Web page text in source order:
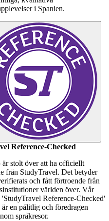
i Spanien.
Reference-Checked
stolt över att ha officiellt
från StudyTravel. Det betyder
och fått förtroende från
världen över. Vår
'StudyTravel Reference-Checked'
en pålitlig och föredragen
språkresor.